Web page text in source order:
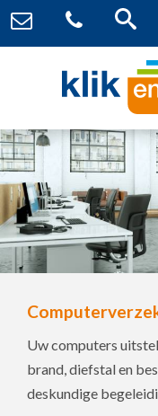
Uw computers
brand, diefstal en
deskundige